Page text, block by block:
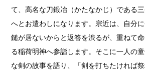
て、高名な刀鍛冶（かたなかじ）である
へとお遣わしになります。宗近は、自分
鎚が居ないからと返答を渋るが、重ねて
る稲荷明神へ参詣します。そこに一人の
な剣の故事を語り、「剣を打ちたければ祭